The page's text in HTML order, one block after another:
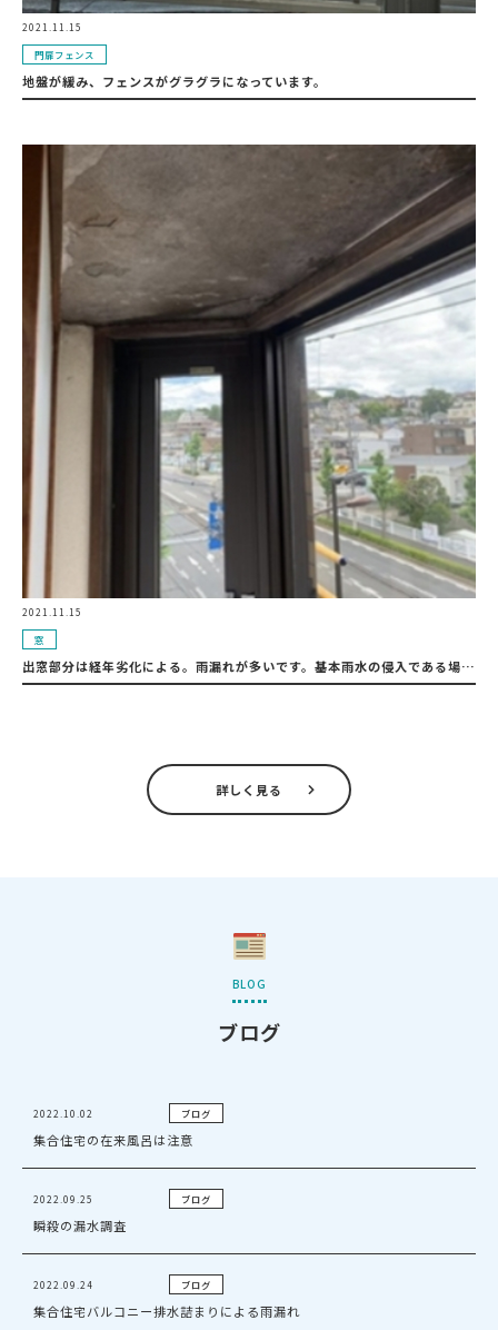
2021.11.15
門扉フェンス
地盤が緩み、フェンスがグラグラになっています。
2021.11.15
窓
出窓部分は経年劣化による。雨漏れが多いです。基本雨水の侵入である場合は 破損部分等がない場合は、火災保険の利用ができません。まずは外部の確認をして、破損部分を探し、どの様な経緯で雨漏れが発生したのかを確認し、報告書を作成する必要があります。こちらの場合ですとわが社の経験から、内装の被害の復旧、外部破損部分の復旧工事が補償対象となります。
詳しく見る
BLOG
ブログ
2022.10.02 ブログ
集合住宅の在来風呂は注意
2022.09.25 ブログ
瞬殺の漏水調査
2022.09.24 ブログ
集合住宅バルコニー排水詰まりによる雨漏れ